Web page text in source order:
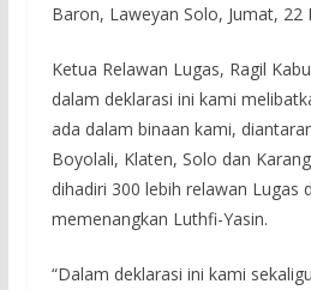
Baron, Laweyan Solo, Jumat, 22
Ketua Relawan Lugas, Ragil
dalam deklarasi ini kami
ada dalam binaan kami,
Boyolali, Klaten, Solo dan
dihadiri 300 lebih relawan Lugas
memenangkan Luthfi-Yasin.
“Dalam deklarasi ini kami